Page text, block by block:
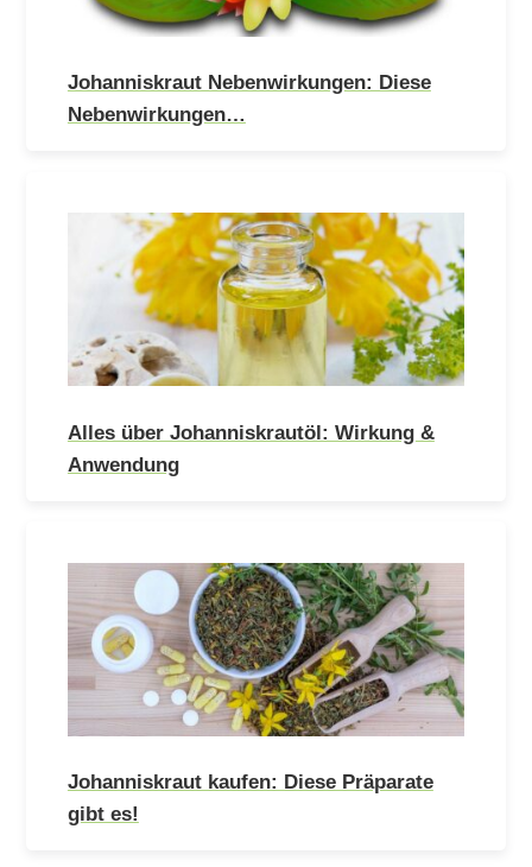
Johanniskraut Nebenwirkungen: Diese
Nebenwirkungen…
Alles über Johanniskrautöl: Wirkung &
Anwendung
Johanniskraut kaufen: Diese Präparate
gibt es!